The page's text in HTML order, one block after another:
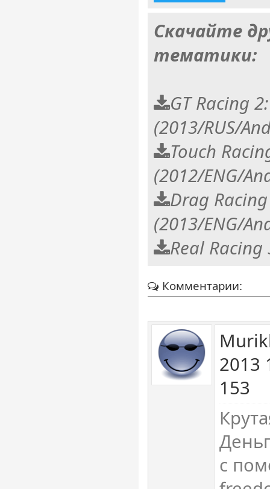
Скачайте
тематики:
GT Racing
(2013/RUS/
Touch
(2012/ENG/
Drag
(2013/ENG/
Real Racing
Комментарии:
2013
153
с